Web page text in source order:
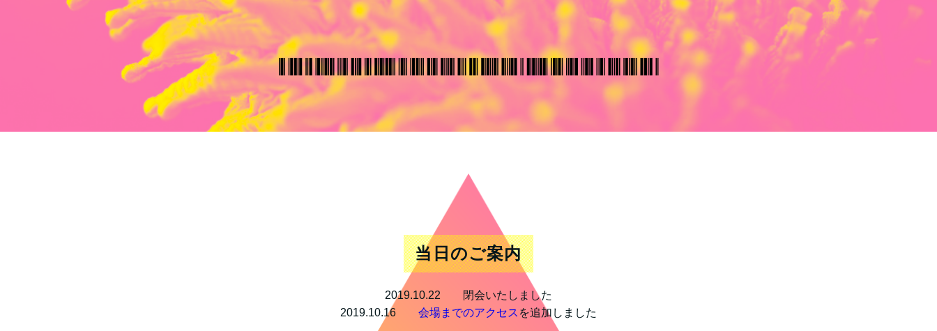
当日のご案内
2019.10.22 閉会いたしました
2019.10.16 会場までのアクセス を追加しました